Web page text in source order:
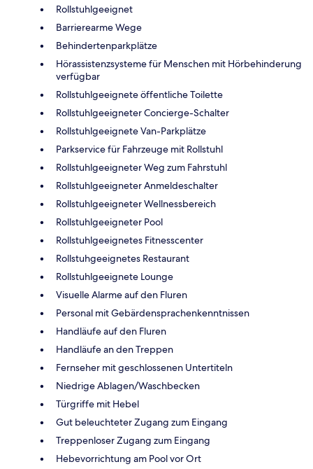
Rollstuhlgeeignet
Barrierearme Wege
Behindertenparkplätze
Hörassistenzsysteme für Menschen mit Hörbehinderung
verfügbar
Rollstuhlgeeignete öffentliche Toilette
Rollstuhlgeeigneter Concierge-Schalter
Rollstuhlgeeignete Van-Parkplätze
Parkservice für Fahrzeuge mit Rollstuhl
Rollstuhlgeeigneter Weg zum Fahrstuhl
Rollstuhlgeeigneter Anmeldeschalter
Rollstuhlgeeigneter Wellnessbereich
Rollstuhlgeeigneter Pool
Rollstuhlgeeignetes Fitnesscenter
Rollstuhgeeignetes Restaurant
Rollstuhlgeeignete Lounge
Visuelle Alarme auf den Fluren
Personal mit Gebärdensprachenkenntnissen
Handläufe auf den Fluren
Handläufe an den Treppen
Fernseher mit geschlossenen Untertiteln
Niedrige Ablagen/Waschbecken
Türgriffe mit Hebel
Gut beleuchteter Zugang zum Eingang
Treppenloser Zugang zum Eingang
Hebevorrichtung am Pool vor Ort